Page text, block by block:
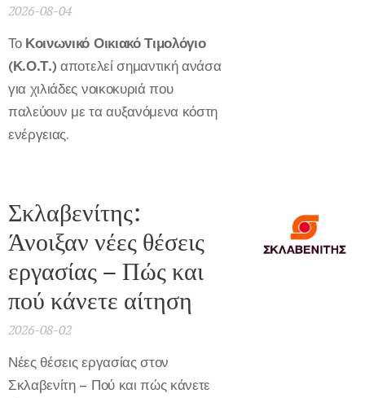
2026-08-04
Το Κοινωνικό Οικιακό Τιμολόγιο
(Κ.Ο.Τ.) αποτελεί σημαντική ανάσα
για χιλιάδες νοικοκυριά που
παλεύουν με τα αυξανόμενα κόστη
ενέργειας.
Σκλαβενίτης:
Άνοιξαν νέες θέσεις
εργασίας – Πώς και
πού κάνετε αίτηση
2026-08-02
Νέες θέσεις εργασίας στον
Σκλαβενίτη – Πού και πώς κάνετε